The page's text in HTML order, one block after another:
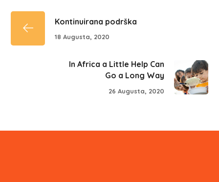
Kontinuirana podrška
18 Augusta, 2020
In Africa a Little Help Can
Go a Long Way
26 Augusta, 2020